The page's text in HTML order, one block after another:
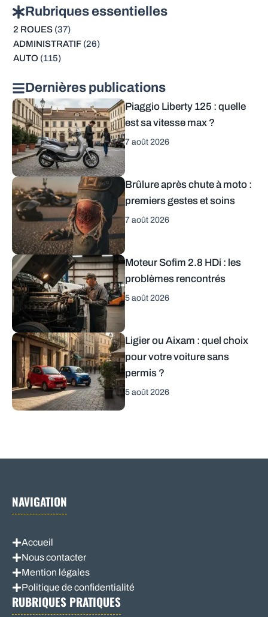
Rubriques essentielles
2 ROUES(37)
ADMINISTRATIF(26)
AUTO (115)
Dernières publications
Piaggio Liberty 125 : quelle
est sa vitesse max ?
7 août 2026
Brûlure après chute à moto :
premiers gestes et soins
7 août 2026
Moteur Sofim 2.8 HDi : les
problèmes rencontrés
5 août 2026
Ligier ou Aixam : quel choix
pour votre voiture sans
permis ?
5 août 2026
NAVIGATION
Accueil
Nous contacter
Mention légales
Politique de confidentialité
RUBRIQUES PRATIQUES